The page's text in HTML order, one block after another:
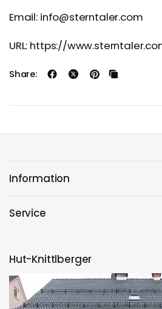
Email: info@sterntaler.com
URL: https://
Share:
Information
Service
Hut-Knittlberger